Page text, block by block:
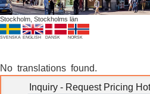
Stockholm, Stockholms län
SVENSKA ENGLISH DANSK NORSK
No translations found.
Inquiry - Request Pricing